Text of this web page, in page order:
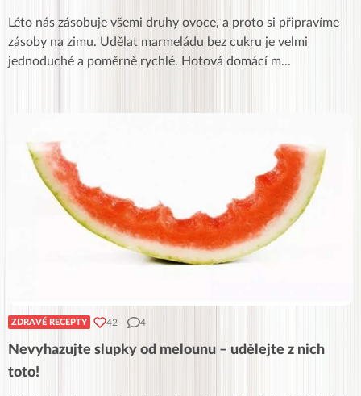
Léto nás zásobuje všemi druhy ovoce, a proto si připravíme
zásoby na zimu. Udělat marmeládu bez cukru je velmi
jednoduché a poměrně rychlé. Hotová domácí m...
ZDRAVÉ RECEPTY 42 4
Nevyhazujte slupky od melounu – udělejte z nich
toto!